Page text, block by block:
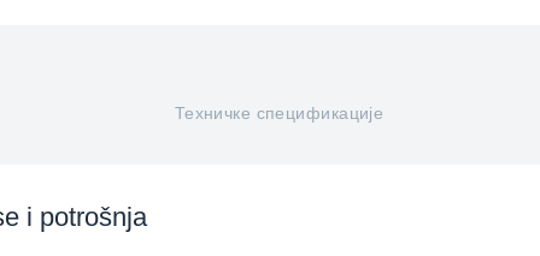
Техничке спецификације
i potrošnja